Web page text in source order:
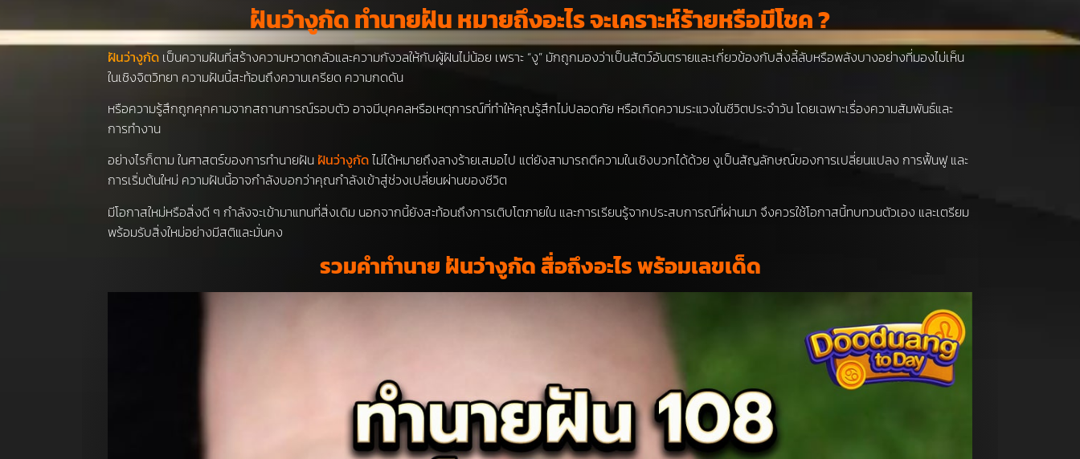
ฝันว่างูกัด ทำนายฝัน หมายถึงอะไร จะเคราะห์ร้ายหรือมีโชค ?
ฝันว่างูกัด เป็นความฝันที่สร้างความหวาดกลัวและความกังวลให้กับผู้ฝันไม่น้อย เพราะ “งู” มักถูกมองว่าเป็นสัตว์อันตรายและเกี่ยวข้องกับสิ่งลี้ลับหรือพลังบางอย่างที่มองไม่เห็น
ในเชิงจิตวิทยา ความฝันนี้สะท้อนถึงความเครียด ความกดดัน
หรือความรู้สึกถูกคุกคามจากสถานการณ์รอบตัว อาจมีบุคคลหรือเหตุการณ์ที่ทำให้คุณรู้สึกไม่ปลอดภัย หรือเกิดความระแวงในชีวิตประจำวัน โดยเฉพาะเรื่องความสัมพันธ์และ
การทำงาน
อย่างไรก็ตาม ในศาสตร์ของการทำนายฝัน ฝันว่างูกัดไม่ได้หมายถึงลางร้ายเสมอไป แต่ยังสามารถตีความในเชิงบวกได้ด้วย งูเป็นสัญลักษณ์ของการเปลี่ยนแปลง การฟื้นฟู และ
การเริ่มต้นใหม่ ความฝันนี้อาจกำลังบอกว่าคุณกำลังเข้าสู่ช่วงเปลี่ยนผ่านของชีวิต
มีโอกาสใหม่หรือสิ่งดี ๆ กำลังจะเข้ามาแทนที่สิ่งเดิม นอกจากนี้ยังสะท้อนถึงการเติบโตภายใน และการเรียนรู้จากประสบการณ์ที่ผ่านมา จึงควรใช้โอกาสนี้ทบทวนตัวเอง และเตรียม
พร้อมรับสิ่งใหม่อย่างมีสติและมั่นคง
รวมคำทำนาย ฝันว่างูกัด สื่อถึงอะไร พร้อมเลขเด็ด